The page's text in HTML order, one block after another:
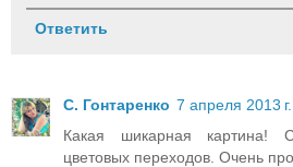
Ответить
С. Гонтаренко 7 апреля 2013
Какая шикарная картина!
цветовых переходов. Очень